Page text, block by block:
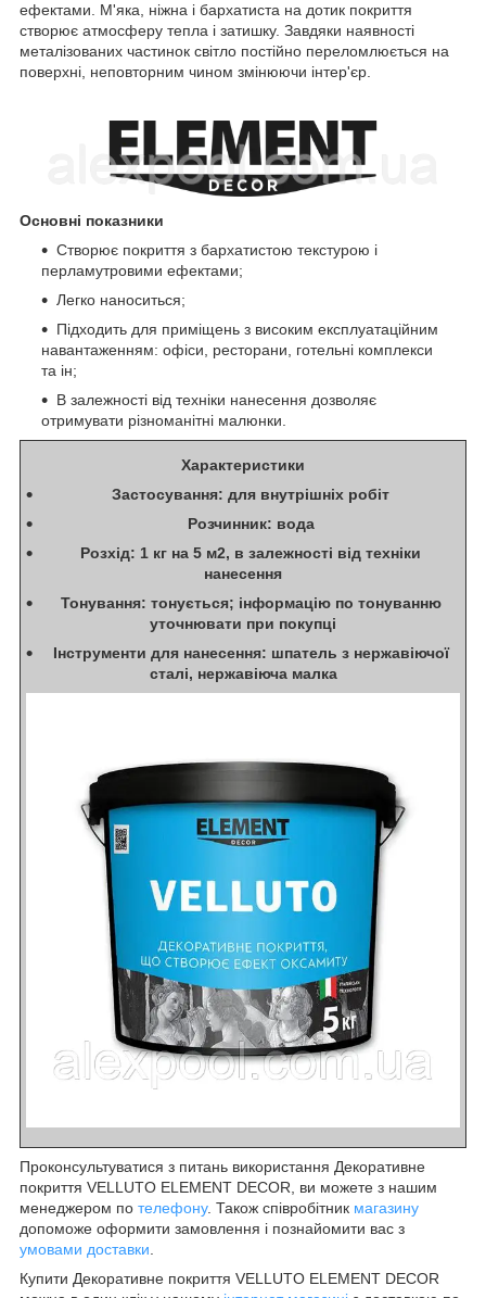
ефектами. М'яка, ніжна і бархатиста на дотик покриття
створює атмосферу тепла і затишку. Завдяки наявності
металізованих частинок світло постійно переломлюється на
поверхні, неповторним чином змінюючи інтер'єр.
Основні показники
Створює покриття з бархатистою текстурою і
перламутровими ефектами;
Легко наноситься;
Підходить для приміщень з високим експлуатаційним
навантаженням: офіси, ресторани, готельні комплекси
та ін;
В залежності від техніки нанесення дозволяє
отримувати різноманітні малюнки.
Характеристики
Застосування: для внутрішніх робіт
Розчинник: вода
Розхід: 1 кг на 5 м2, в залежності від техніки
нанесення
Тонування: тонується; інформацію по тонуванню
уточнювати при покупці
Інструменти для нанесення: шпатель з нержавіючої
сталі, нержавіюча малка
Проконсультуватися з питань використання Декоративне
покриття VELLUTO ELEMENT DECOR, ви можете з нашим
менеджером по телефону. Також співробітник магазину
допоможе оформити замовлення і познайомити вас з
умовами доставки
Купити Декоративне покриття VELLUTO ELEMENT DECOR